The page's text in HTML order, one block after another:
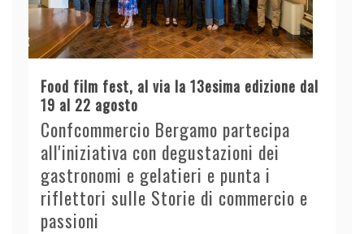
Food film fest, al via la 13esima edizione dal
19 al 22 agosto
Confcommercio Bergamo partecipa
all'iniziativa con degustazioni dei
gastronomi e gelatieri e punta i
riflettori sulle Storie di commercio e
passioni